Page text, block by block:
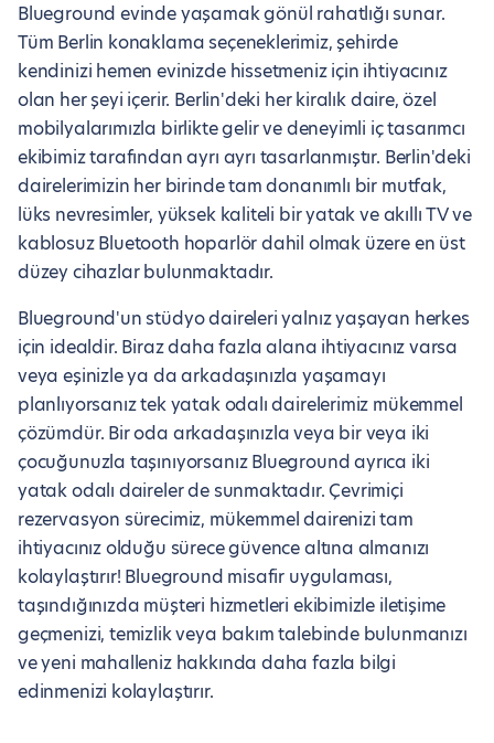
Blueground evinde yaşamak gönül rahatlığı sunar.
Tüm Berlin konaklama seçeneklerimiz, şehirde
kendinizi hemen evinizde hissetmeniz için ihtiyacınız
olan her şeyi içerir. Berlin'deki her kiralık daire, özel
mobilyalarımızla birlikte gelir ve deneyimli iç tasarımcı
ekibimiz tarafından ayrı ayrı tasarlanmıştır. Berlin'deki
dairelerimizin her birinde tam donanımlı bir mutfak,
lüks nevresimler, yüksek kaliteli bir yatak ve akıllı TV ve
kablosuz Bluetooth hoparlör dahil olmak üzere en üst
düzey cihazlar bulunmaktadır.
Blueground'un stüdyo daireleri yalnız yaşayan herkes
için idealdir. Biraz daha fazla alana ihtiyacınız varsa
veya eşinizle ya da arkadaşınızla yaşamayı
planlıyorsanız tek yatak odalı dairelerimiz mükemmel
çözümdür. Bir oda arkadaşınızla veya bir veya iki
çocuğunuzla taşınıyorsanız Blueground ayrıca iki
yatak odalı daireler de sunmaktadır. Çevrimiçi
rezervasyon sürecimiz, mükemmel dairenizi tam
ihtiyacınız olduğu sürece güvence altına almanızı
kolaylaştırır! Blueground misafir uygulaması,
taşındığınızda müşteri hizmetleri ekibimizle iletişime
geçmenizi, temizlik veya bakım talebinde bulunmanızı
ve yeni mahalleniz hakkında daha fazla bilgi
edinmenizi kolaylaştırır.